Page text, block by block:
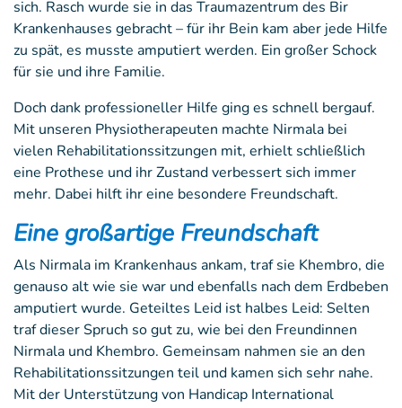
sich. Rasch wurde sie in das Traumazentrum des Bir
Krankenhauses gebracht – für ihr Bein kam aber jede Hilfe
zu spät, es musste amputiert werden. Ein großer Schock
für sie und ihre Familie.
Doch dank professioneller Hilfe ging es schnell bergauf.
Mit unseren Physiotherapeuten machte Nirmala bei
vielen Rehabilitationssitzungen mit, erhielt schließlich
eine Prothese und ihr Zustand verbessert sich immer
mehr. Dabei hilft ihr eine besondere Freundschaft.
Eine großartige Freundschaft
Als Nirmala im Krankenhaus ankam, traf sie Khembro, die
genauso alt wie sie war und ebenfalls nach dem Erdbeben
amputiert wurde. Geteiltes Leid ist halbes Leid: Selten
traf dieser Spruch so gut zu, wie bei den Freundinnen
Nirmala und Khembro. Gemeinsam nahmen sie an den
Rehabilitationssitzungen teil und kamen sich sehr nahe.
Mit der Unterstützung von Handicap International